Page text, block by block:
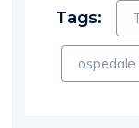
Tags:
ospedale